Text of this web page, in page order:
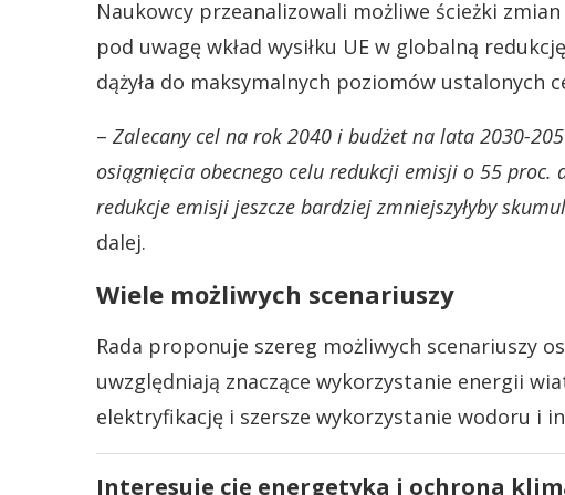
Naukowcy przeanalizowali możliwe ścieżki
pod uwagę wkład wysiłku UE w globalną
dążyła do maksymalnych poziomów ustalonych
– Zalecany cel na rok 2040 i budżet na lata 2030-
osiągnięcia obecnego celu redukcji emisji o 55
redukcje emisji jeszcze bardziej zmniejszyłyby
dalej.
Wiele możliwych scenariuszy
Rada proponuje szereg możliwych scenariuszy
uwzględniają znaczące wykorzystanie energii
elektryfikację i szersze wykorzystanie wodoru i
Interesuje cię energetyka i ochrona